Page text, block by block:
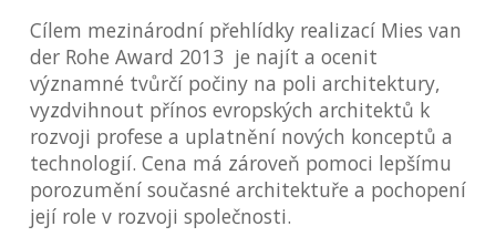
Cílem mezinárodní přehlídky realizací Mies van
der Rohe Award 2013 je najít a ocenit
významné tvůrčí počiny na poli architektury,
vyzdvihnout přínos evropských architektů k
rozvoji profese a uplatnění nových konceptů a
technologií. Cena má zároveň pomoci lepšímu
porozumění současné architektuře a pochopení
její role v rozvoji společnosti.